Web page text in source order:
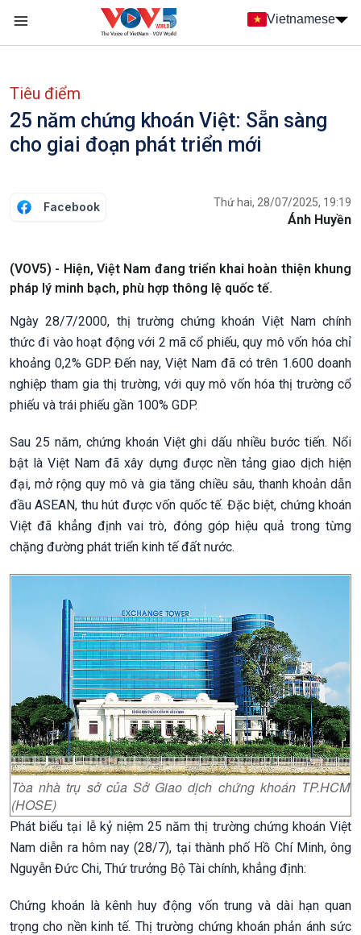
Nhảy đến nội dung
Vietnamese
Tiêu điểm
25 năm chứng khoán Việt: Sẵn sàng
cho giai đoạn phát triển mới
Facebook Thứ hai, 28/07/2025, 19:19
Ánh Huyền
(VOV5) - Hiện, Việt Nam đang triển khai hoàn thiện khung
pháp lý minh bạch, phù hợp thông lệ quốc tế.
Ngày 28/7/2000, thị trường chứng khoán Việt Nam chính
thức đi vào hoạt động với 2 mã cổ phiếu, quy mô vốn hóa chỉ
khoảng 0,2% GDP. Đến nay, Việt Nam đã có trên 1.600 doanh
nghiệp tham gia thị trường, với quy mô vốn hóa thị trường cổ
phiếu và trái phiếu gần 100% GDP.
Sau 25 năm, chứng khoán Việt ghi dấu nhiều bước tiến. Nổi
bật là Việt Nam đã xây dựng được nền tảng giao dịch hiện
đại, mở rộng quy mô và gia tăng chiều sâu, thanh khoản dẫn
đầu ASEAN, thu hút được vốn quốc tế. Đặc biệt, chứng khoán
Việt đã khẳng định vai trò, đóng góp hiệu quả trong từng
chặng đường phát triển kinh tế đất nước.
Tòa nhà trụ sở của Sở Giao dịch chứng khoán TP.HCM
(HOSE)
Phát biểu tại lễ kỷ niệm 25 năm thị trường chứng khoán Việt
Nam diễn ra hôm nay (28/7), tại thành phố Hồ Chí Minh, ông
Nguyễn Đức Chi, Thứ trưởng Bộ Tài chính, khẳng định:
Chứng khoán là kênh huy động vốn trung và dài hạn quan
trọng cho nền kinh tế. Thị trường chứng khoán phản ánh sức